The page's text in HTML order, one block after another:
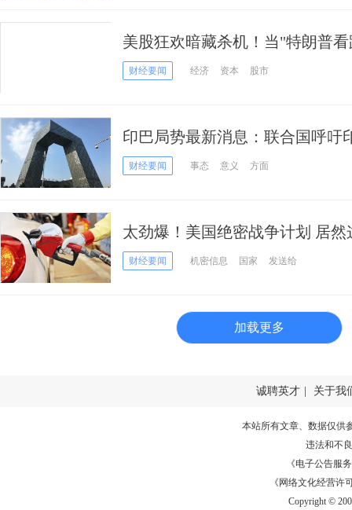
美股狂欢暗藏杀机！当"特朗普
退财经要闻 经济 资本 股市
印巴局势最新消息：联合国呼吁
避免局势恶化
财经要闻 事态 意义 方面
太劲爆！美国绝密战争计划 居然
财经要闻 机密信息 国家 发送给
加载更多
诚聘英才 关于我
本站所有文章、数据仅供
违法和不
《电子公告服务
《网络文化经营许
Copyright ©